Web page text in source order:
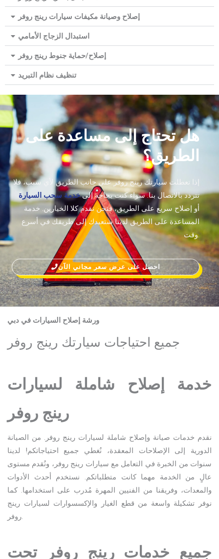
إصلاح وصيانة مكيفات سيارات رينج روفر
استبدال الزجاج الأمامي
إصلاح/حماية جنوط رينج روفر
تنظيف نظام التبريد
هل تحتاج إلى مساعدة على
الطريق؟
إذا تعطلت سيارتك رينج روفر على جانب الطريق لأي سبب، فلا
تتردد بالاتصال بنا. سواء كنت بحاجة إلىخدمة سحب السيارة
أو إصلاح سريع على الطريق، فنحن نقدم كلا الخيارين. خدمة
المساعدة على الطريق لدينا ستعيدك إلى طريقك في أسرع
وقت.
احصل على عرض سعر مجاني الآن
ورشة إصلاح السيارات في دبي
جميع احتياجات سيارتك رينج روفر
خدمة إصلاح شاملة لسيارات
رينج روفر
نقدم خدمات صيانة وإصلاح شاملة لسيارات رينج روفر. من الصيانة
الدورية إلى الإصلاحات المعقدة، نُغطي جميع احتياجاتكم! لدينا
سنوات من الخبرة في التعامل مع سيارات رينج روفر، ونُقدم مستوى
عالٍ من الخدمة مهما كانت متطلباتكم. نستخدم أحدث الأدوات
والمعدات، وفريقنا من الفنيين المهرة مُدرب على استخدامها. كما
نوفر تشكيلة واسعة من قطع الغيار والإكسسوارات لسيارات رينج
روفر.
جميع خدمات رينج روفر تحت